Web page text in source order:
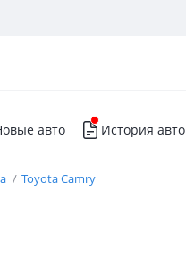
авто История авто
Toyota Camry